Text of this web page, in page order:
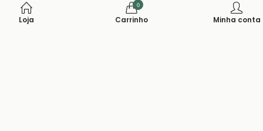
Loja
0
Carrinho Minha conta